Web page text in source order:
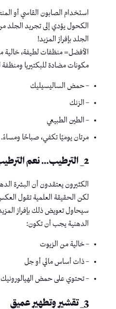
استخدام الصابون القاسي أو
الكحول يؤدي إلى تجريد الجلد
الجلد بإفراز المزيد!
الأفضل= منظفات لطيفة، خالية
مكونات مضادة للبكتيريا
– حمض الساليسيليك
– الزنك
– الطين الطبيعي
مرتان يوميًا تكفي، صباحًا ومساءً.
2_ الترطيب… نعم الترطيب!
الكثيرون يعتقدون أن البشرة
لكن الحقيقة العلمية تقول
سيحاول تعويض ذلك بإفراز
الدهنية يجب أن تكون:
– خالية من الزيوت
– ذات أساس مائي أو جل
– تحتوي على حمض الهيالورونيك
3_ تقشير وتطهير عميق